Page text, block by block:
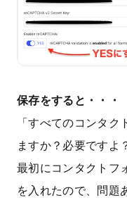
保存をすると・・・
「すべてのコンタ
ますか？必要ですよ
最初にコンタクトフ
を入れたので、問題